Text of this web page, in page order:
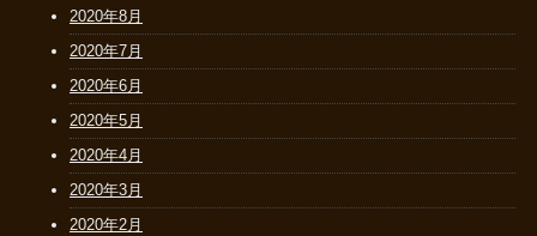
2020年8月
2020年7月
2020年6月
2020年5月
2020年4月
2020年3月
2020年2月